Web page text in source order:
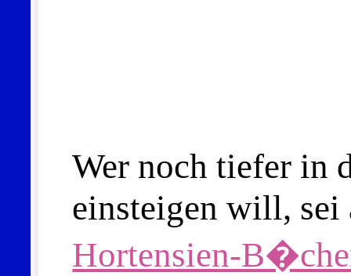
Wer noch tiefer in
einsteigen will, sei
Hortensien-